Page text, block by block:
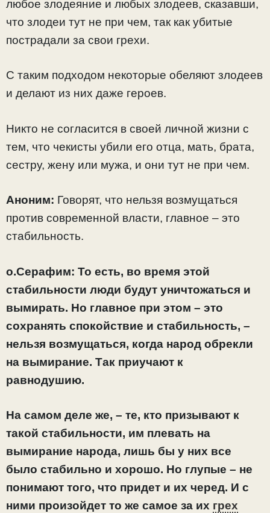
любое злодеяние и любых злодеев, сказавши,
что злодеи тут не при чем, так как убитые
пострадали за свои грехи.
С таким подходом некоторые обеляют злодеев
и делают из них даже героев.
Никто не согласится в своей личной жизни с
тем, что чекисты убили его отца, мать, брата,
сестру, жену или мужа, и они тут не при чем.
Аноним: Говорят, что нельзя возмущаться
против современной власти, главное – это
стабильность.
о.Серафим: То есть, во время этой
стабильности люди будут уничтожаться и
вымирать. Но главное при этом – это
сохранять спокойствие и стабильность, –
нельзя возмущаться, когда народ обрекли
на вымирание. Так приучают к
равнодушию.
На самом деле же, – те, кто призывают к
такой стабильности, им плевать на
вымирание народа, лишь бы у них все
было стабильно и хорошо. Но глупые – не
понимают того, что придет и их черед. И с
ними произойдет то же самое за их грех